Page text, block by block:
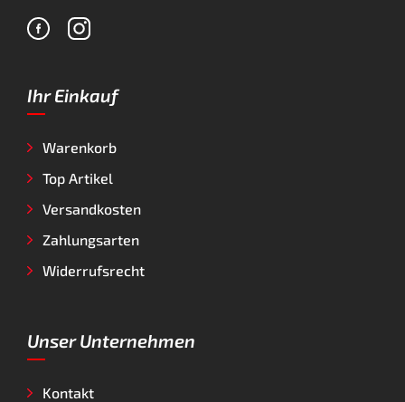
Ihr Einkauf
Warenkorb
Top Artikel
Versandkosten
Zahlungsarten
Widerrufsrecht
Unser Unternehmen
Kontakt